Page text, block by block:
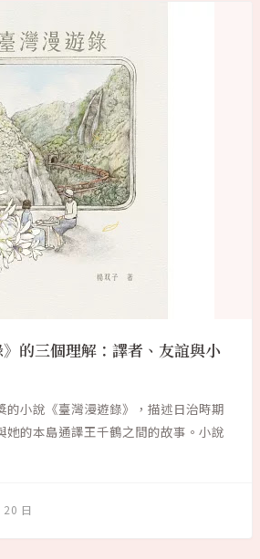
的三個理解：譯者、友誼與小
的小說《臺灣漫遊錄》，描述日治時期
她的本島通譯王千鶴之間的故事。小說
20 日